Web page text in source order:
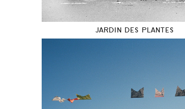
JARDIN DES PLANTES